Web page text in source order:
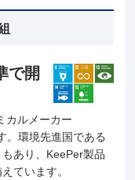
で開
カルメーカー
。環境先進国である
あり、KeePer製品
ています。